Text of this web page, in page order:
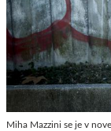
Miha Mazzini se je v